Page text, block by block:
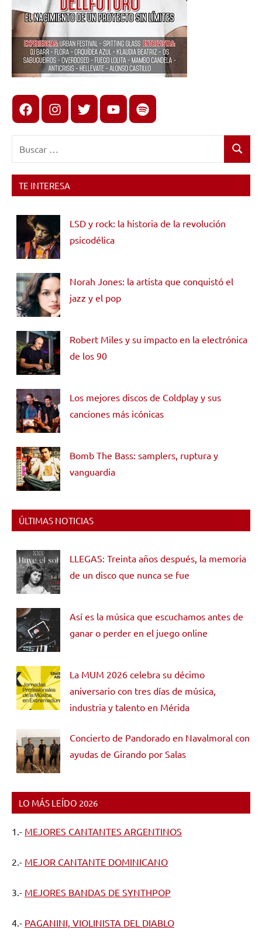
FacebookInstagram
X youtubespotify
Buscar
TE INTERESA
LSD y rock: la historia de la revolución
psicodélica
Norah Jones: la artista que conquistó el
jazz y el pop
Robert Miles y su impacto en la electrónica
de los 90
Los mejores discos de Coldplay y sus
canciones más icónicas
Bomb The Bass: samplers, ruptura y
vanguardia
ÚLTIMAS NOTICIAS
LLEGAS: Treinta años después, la memoria
de un disco que nunca se fue
Así es la música que escuchamos antes de
ganar o perder en el juego online
La MUM 2026 celebra su décimo
aniversario con tres días de música,
industria y talento en Mérida
Concierto de Pandorado en Navalmoral con
ayudas de Girando por Salas
LO MÁS LEÍDO 2026
1.- MEJORES CANTANTES ARGENTINOS
2.- MEJOR CANTANTE DOMINICANO
3.- MEJORES BANDAS DE SYNTHPOP
4.- PAGANINI, VIOLINISTA DEL DIABLO